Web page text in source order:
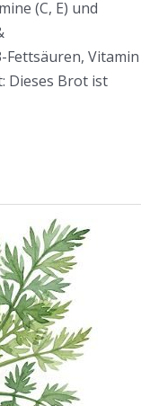
(C, E) und
Fettsäuren, Vitamin
Dieses Brot ist